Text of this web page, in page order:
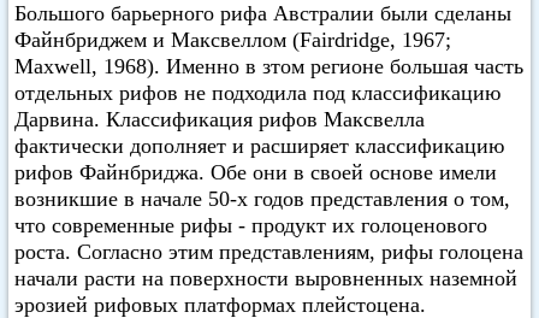
Большого барьерного рифа Австралии были сделаны
Файнбриджем и Максвеллом (Fairdridge, 1967;
Maxwell, 1968). Именно в зтом регионе большая часть
отдельных рифов не подходила под классификацию
Дарвина. Классификация рифов Максвелла
фактически дополняет и расширяет классификацию
рифов Файнбриджа. Обе они в своей основе имели
возникшие в начале 50-х годов представления о том,
что современные рифы - продукт их голоценового
роста. Согласно этим представлениям, рифы голоцена
начали расти на поверхности выровненных наземной
эрозией рифовых платформах плейстоцена.